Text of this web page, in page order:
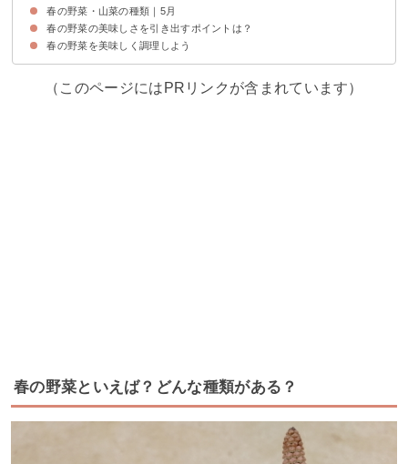
①アスパラガス
②そら豆
③たけのこ
④島ラッキョウ
⑤ふき
春の野菜・山菜の種類｜5月
①三つ葉
②ヤングコーン
③なす
④長いも
⑤グリーンピース
春の野菜の美味しさを引き出すポイントは？
①味付けは薄めに仕上げる
②アク抜きを実施する
③春野菜ならではの食べ方を楽しむ
春の野菜を美味しく調理しよう
（このページにはPRリンクが含まれています）
春の野菜といえば？どんな種類がある？